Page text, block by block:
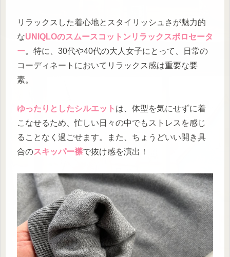
リラックスした着心地とスタイリッシュさが魅力的
なUNIQLOのスムースコットンリラックスポロセータ
ー。特に、30代や40代の大人女子にとって、日常の
コーディネートにおいてリラックス感は重要な要
素。
ゆったりとしたシルエット は、体型を気にせずに着
こなせるため、忙しい日々の中でもストレスを感じ
ることなく過ごせます。また、ちょうどいい開き具
合のスキッパー襟で抜け感を演出！